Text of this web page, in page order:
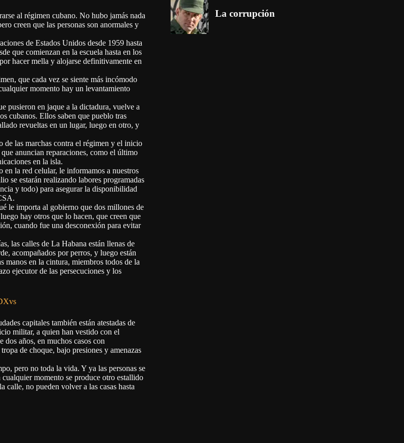
al régimen cubano. No hubo jamás nada
creen que las personas son anormales y
de Estados Unidos desde 1959 hasta
que comienzan en la escuela hasta en los
hacer mella y alojarse definitivamente en
que cada vez se siente más incómodo
momento hay un levantamiento
pusieron en jaque a la dictadura, vuelve a
cubanos. Ellos saben que pueblo tras
revueltas en un lugar, luego en otro, y
de las marchas contra el régimen y el inicio
anuncian reparaciones, como el último
en la isla.
en la red celular, le informamos a nuestros
se estarán realizando labores programadas
y todo) para asegurar la disponibilidad
le importa al gobierno que dos millones de
hay otros que lo hacen, que creen que
cuando fue una desconexión para evitar
las calles de La Habana están llenas de
acompañados por perros, y luego están
manos en la cintura, miembros todos de la
ejecutor de las persecuciones y los
capitales también están atestadas de
militar, a quien han vestido con el
años, en muchos casos con
de choque, bajo presiones y amenazas
pero no toda la vida. Y ya las personas se
momento se produce otro estallido
calle, no pueden volver a las casas hasta